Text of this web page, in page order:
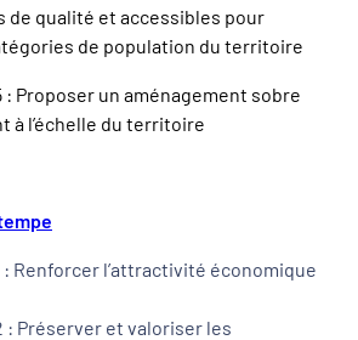
de qualité et accessibles pour
de population du territoire
: Proposer un aménagement sobre
à l’échelle du territoire
: Renforcer l’attractivité économique
: Préserver et valoriser les